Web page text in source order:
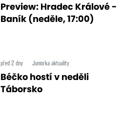
Preview: Hradec Králové -
Baník (neděle, 17:00)
před 2 dny Juniorka aktuality
Béčko hostí v neděli
Táborsko